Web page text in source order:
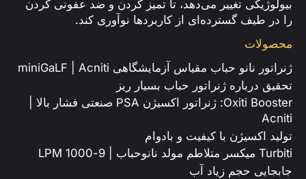
بیولوژیکی تغییر می‌دهد، تا تمیز کردن و ضد عفونی کردن
را در طیف گسترده‌ای از کاربردها نوآوری کند.
محصولات
ژنراتور نانو حباب مقیاس آزمایشگاهی miniGaLF | Acniti
تحقیق درباره ژنراتور حباب بسیار ریز
Oxiti Booster: ژنراتور اکسیژن PSA صنعتی فشار بالا |
Acniti
تولید اکسیژن با کیفیت و بادوام
Turbiti میکسر متلاطم مولد نانوحباب | 9-1000 LPM
جابجایی حجم زیاد آب